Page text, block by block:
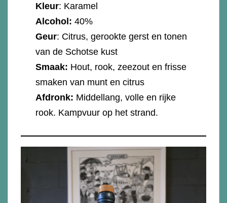
Kleur: Karamel
Alcohol: 40%
Geur: Citrus, gerookte gerst en tonen
van de Schotse kust
Smaak: Hout, rook, zeezout en frisse
smaken van munt en citrus
Afdronk: Middellang, volle en rijke
rook. Kampvuur op het strand.